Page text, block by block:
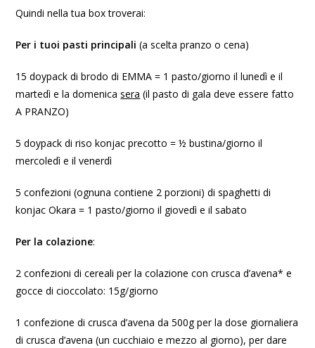
Quindi nella tua box troverai:
Per i tuoi pasti principali (a scelta pranzo o cena)
15 doypack di brodo di EMMA = 1 pasto/giorno il lunedì e il
martedì e la domenicasera (il pasto di gala deve essere fatto
A PRANZO)
5 doypack di riso konjac precotto = ½ bustina/giorno il
mercoledì e il venerdì
5 confezioni (ognuna contiene 2 porzioni) di spaghetti di
konjac Okara = 1 pasto/giorno il giovedì e il sabato
Per la colazione:
2 confezioni di cereali per la colazione con crusca d’avena* e
gocce di cioccolato: 15g/giorno
1 confezione di crusca d’avena da 500g per la dose giornaliera
di crusca d’avena (un cucchiaio e mezzo al giorno), per dare